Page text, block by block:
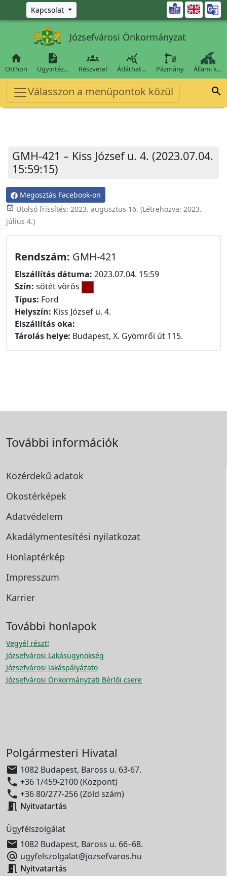
Ugrás a fő tartalomra
Kapcsolat 
Józsefvárosi Önkormányzat

Otthon

Ügyintéz…

Részvétel

Átláthat… Pázmány Állami k…
Válasszon a menüpontok közül 
GMH-421 – Kiss József u. 4. (2023.07.04.
15:59:15)
Megosztás Facebook-on
event_available Utolsó frissítés: 2023. augusztus 16. (Létrehozva: 2023.
július 4.)
Rendszám: GMH-421
Elszállítás dátuma: 2023.07.04. 15:59
Szín: sötét vörös
Típus: Ford
Helyszín: Kiss József u. 4.
Elszállítás oka:
Tárolás helye: Budapest, X. Gyömrői út 115.
További információk
Közérdekű adatok
Okostérképek
Adatvédelem
Akadálymentesítési nyilatkozat
Honlaptérkép
Impresszum
Karrier
További honlapok
Vegyél részt!
Józsefvárosi Lakásügynökség
Józsefvárosi lakáspályázato
Józsefvárosi Önkormányzati Bérlői csere
Polgármesteri Hivatal
 1082 Budapest, Baross u. 63-67.
 +36 1/459-2100 (Központ)
 +36 80/277-256 (Zöld szám)
 Nyitvatartás
Ügyfélszolgálat
 1082 Budapest, Baross u. 66–68.
 ugyfelszolgalat@jozsefvaros.hu
 Nyitvatartás